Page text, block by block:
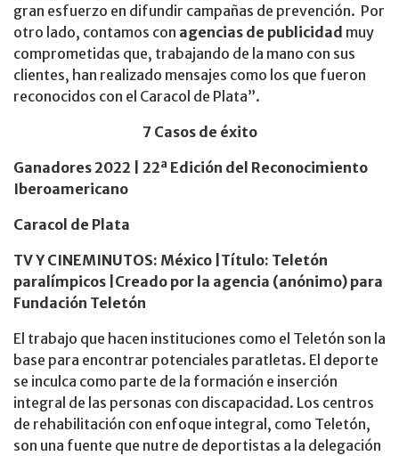
gran esfuerzo en difundir campañas de prevención. Por
otro lado, contamos con agencias de publicidad muy
comprometidas que, trabajando de la mano con sus
clientes, han realizado mensajes como los que fueron
reconocidos con el Caracol de Plata”.
7 Casos de éxito
Ganadores 2022 | 22ª Edición del Reconocimiento
Iberoamericano
Caracol de Plata
TV Y CINEMINUTOS: México |Título: Teletón
paralímpicos |Creado por la agencia (anónimo) para
Fundación Teletón
El trabajo que hacen instituciones como el Teletón son la
base para encontrar potenciales paratletas. El deporte
se inculca como parte de la formación e inserción
integral de las personas con discapacidad. Los centros
de rehabilitación con enfoque integral, como Teletón,
son una fuente que nutre de deportistas a la delegación